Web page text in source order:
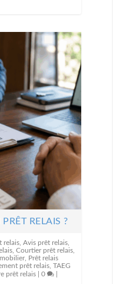
RELAIS ?
relais ,Avis prêt relais
,Courtier prêt relais
Prêt relais
prêt relais ,TAEG
prêt relais |0